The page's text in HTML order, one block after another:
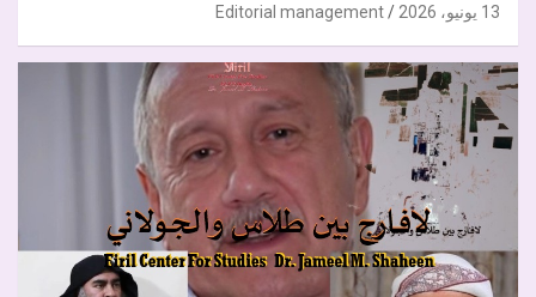
13 يونيو، 2026 Editorial management